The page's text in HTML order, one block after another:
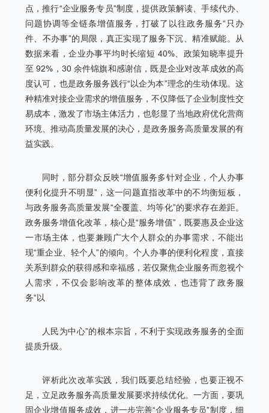
点，推行“企业服务专员”制度，提供政策解读、手续代办、
问题协调等全链条增值服务，打破了以往政务服务“只办
件、不办事”的局限，真正实现了服务下沉、精准赋能。从
数据来看，企业办事平均时长缩短 40%、政策知晓率提升
至 92%，30 余件锦旗和感谢信，既是企业对改革成效的高
度认可，也是政务服务践行“以企为本”理念的生动体现。这
种精准对接企业需求的增值服务，不仅降低了企业制度性交
易成本，激发了市场主体活力，也彰显了当地政府优化营商
环境、推动高质量发展的决心，是政务服务高质量发展的有
益实践。
同时，部分群众反映“增值服务多针对企业，个人办事
便利化提升不明显”，这一问题直指改革中的不均衡短板，
与政务服务高质量发展“全覆盖、均等化”的要求存在差距。
政务服务增值化改革，核心是“服务增值”，既要惠及企业这
一市场主体，也要兼顾广大个人群众的办事需求，不能出
现“重企业、轻个人”的倾向。个人办事的便利化程度，直接
关系到群众的获得感和幸福感，若仅聚焦企业服务而忽视个
人需求，不仅会影响改革的整体成效，也违背了政务服
务“以
人民为中心”的根本宗旨，不利于实现政务服务的全面
提质升级。
评析此次改革实践，我们既要总结经验，也要正视不
足，立足政务服务高质量发展要求持续优化。一方面，要巩
固企业增值服务成效，进一步完善“企业服务专员”制度，细